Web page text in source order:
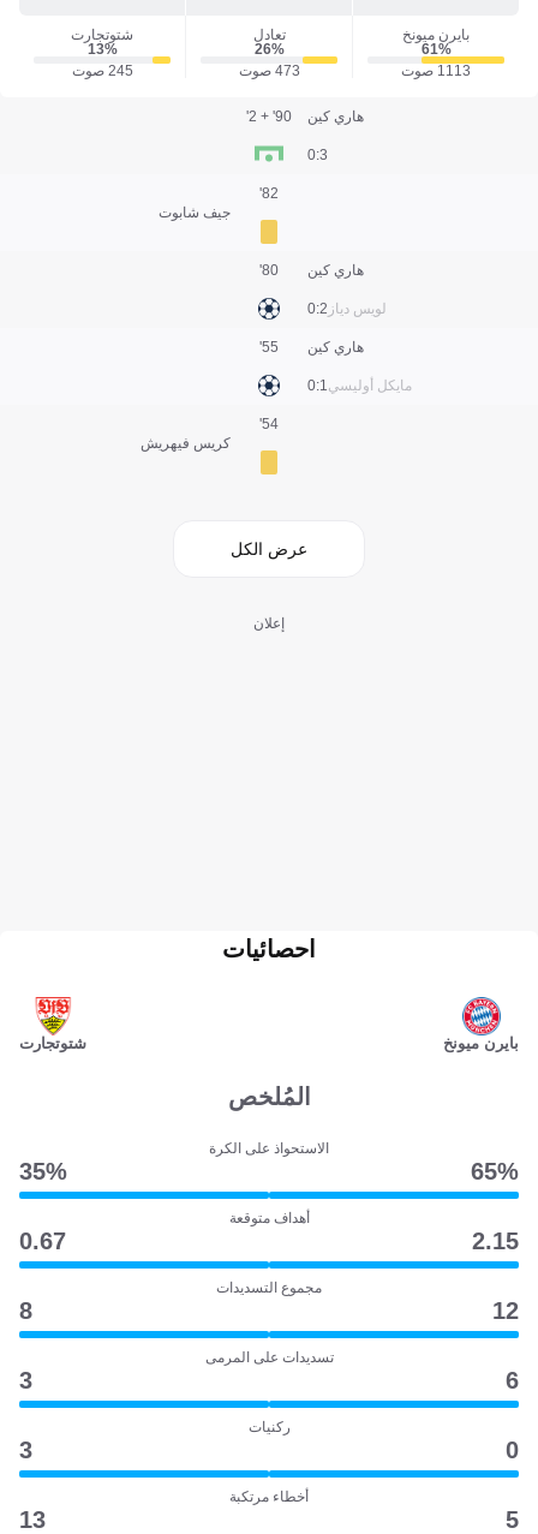
بايرن ميونخ
61‎%‎
1113 صوت
تعادل
26‎%‎
473 صوت
شتوتجارت
13‎%‎
245 صوت
هاري كين
3:0
90' + 2'
جيف شابوت
82'
هاري كين
لويس دياز 2:0
80'
هاري كين
مايكل أوليسي1:0
55'
كريس فيهريش
54'
عرض الكل
إعلان
بايرن ميونخ
احصائيات
شتوتجارت
المُلخص
الاستحواذ على الكرة
65‎%‎
35‎%‎
أهداف متوقعة
2.15
0.67
مجموع التسديدات
12
8
تسديدات على المرمى
6
3
ركنيات
0
3
أخطاء مرتكبة
5
13